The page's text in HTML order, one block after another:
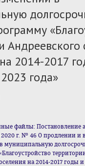
Андреевского
2014-2017
года»
файлы: Постановление
2020 г. № 46 О продлении и
муниципальную
на 2014-2017 годы